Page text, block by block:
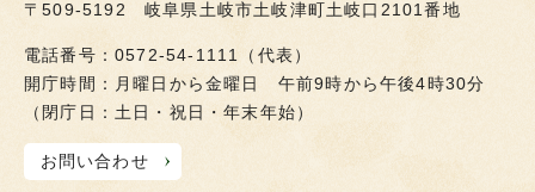
〒509-5192 岐阜県土岐市土岐津町土岐口2101番地
電話番号：0572-54-1111（代表）
開庁時間：月曜日から金曜日 午前9時から午後4時30分
（閉庁日：土日・祝日・年末年始）
お問い合わせ